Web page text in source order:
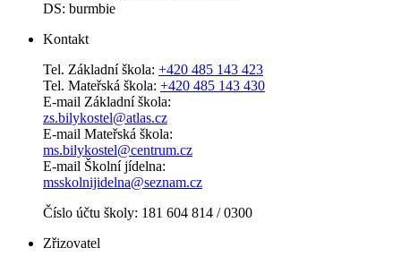
DS: burmbie
Kontakt
Tel. Základní škola: +420 485 143 423
Tel. Mateřská škola: +420 485 143 430
E-mail Základní škola:
zs.bilykostel@atlas.cz
E-mail Mateřská škola:
ms.bilykostel@centrum.cz
E-mail Školní jídelna:
msskolnijidelna@seznam.cz
Číslo účtu školy: 181 604 814 / 0300
Zřizovatel